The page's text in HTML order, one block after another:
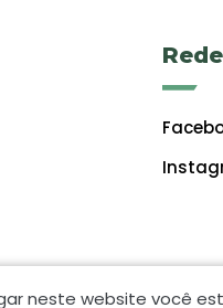
neste website você